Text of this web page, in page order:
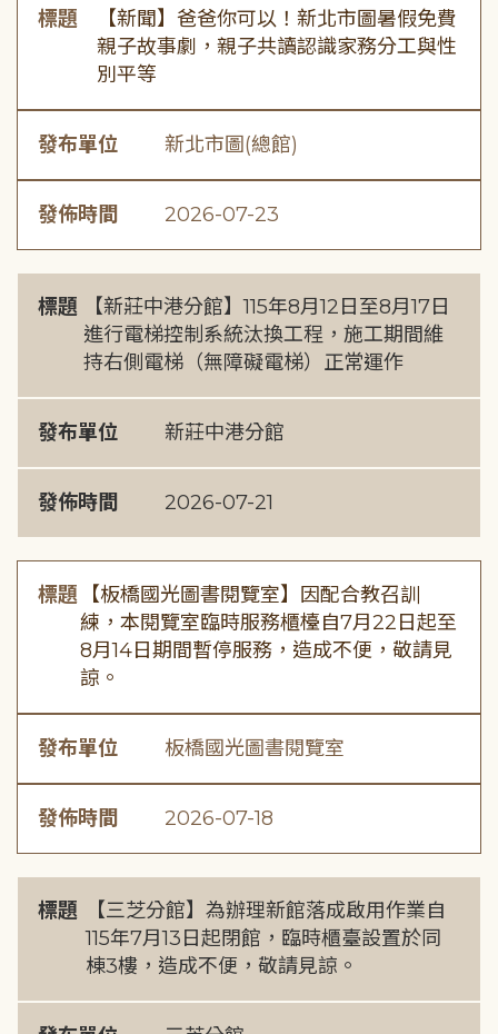
標題
【新聞】爸爸你可以！新北市圖暑假免費
親子故事劇，親子共讀認識家務分工與性
別平等
發布單位 新北市圖(總館)
發佈時間 2026-07-23
標題
【新莊中港分館】115年8月12日至8月17日
進行電梯控制系統汰換工程，施工期間維
持右側電梯（無障礙電梯）正常運作
發布單位 新莊中港分館
發佈時間 2026-07-21
標題
【板橋國光圖書閱覽室】因配合教召訓
練，本閱覽室臨時服務櫃檯自7月22日起至
8月14日期間暫停服務，造成不便，敬請見
諒。
發布單位 板橋國光圖書閱覽室
發佈時間 2026-07-18
標題
【三芝分館】為辦理新館落成啟用作業自
115年7月13日起閉館，臨時櫃臺設置於同
棟3樓，造成不便，敬請見諒。